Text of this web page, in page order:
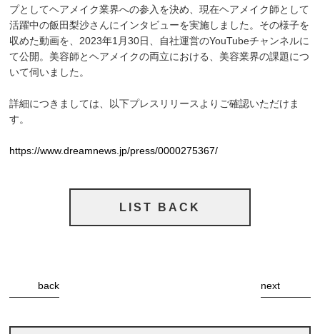
プとしてヘアメイク業界への参入を決め、現在ヘアメイク師として
活躍中の飯田梨沙さんにインタビューを実施しました。その様子を
収めた動画を、2023年1月30日、自社運営のYouTubeチャンネルに
て公開。美容師とヘアメイクの両立における、美容業界の課題につ
いて伺いました。
詳細につきましては、以下プレスリリースよりご確認いただけま
す。
https://www.dreamnews.jp/press/0000275367/
LIST BACK
back next